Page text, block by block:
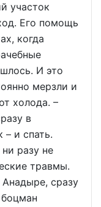
участок
Его помощь
когда
И это
мерзли и
холода. –
в
и спать.
разу не
травмы.
сразу